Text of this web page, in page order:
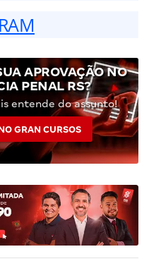
APROVAÇÃO NO
PENAL RS?
entende do assunto!
GRAN CURSOS